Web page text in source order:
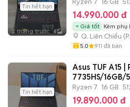
Tin hết hạn
2 tháng trước 6
14.990.000 đ
Giá tốt Kèm phụ
Q. Liên Chiểu (
5.0 911 đã bán
Tin hết hạn
Asus TUF A15 |
7735HS/16GB/
Ryzen 7 16 GB
19.890.000 đ